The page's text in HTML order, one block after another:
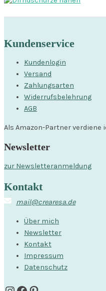
Kundenservice
Kundenlogin
Versand
Zahlungsarten
Widerrufsbelehrung
AGB
Als Amazon-Partner verdiene
Newsletter
zur Newsletteranmeldung
Kontakt
mail@crearesa.de
Über mich
Newsletter
Kontakt
Impressum
Datenschutz